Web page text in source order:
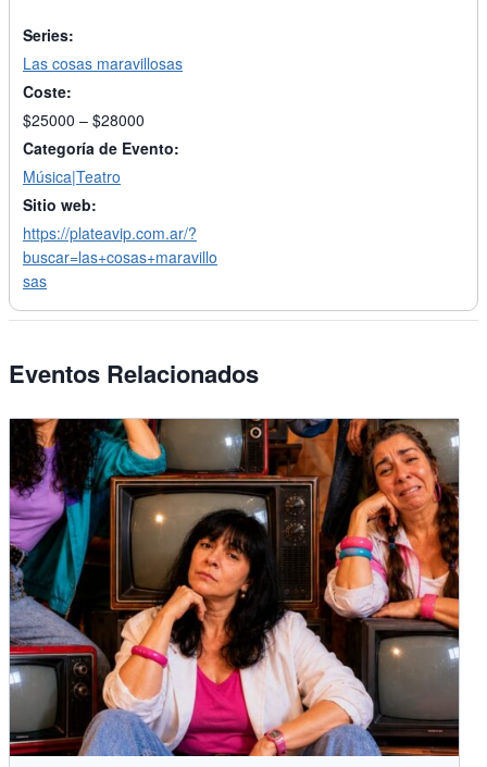
Series:
Las cosas maravillosas
Coste:
$25000 – $28000
Categoría de Evento:
Música|Teatro
Sitio web:
https://plateavip.com.ar/?
buscar=las+cosas+maravillo
sas
Eventos Relacionados